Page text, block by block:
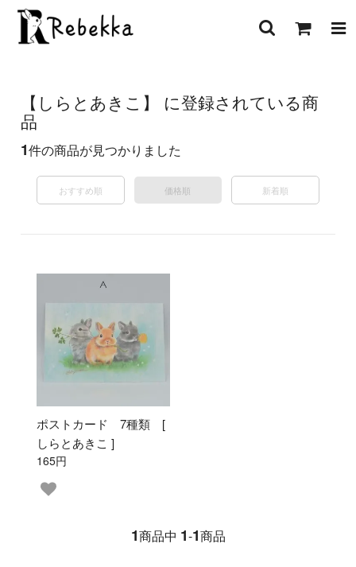
【しらとあきこ】 に登録されている商
品
1件の商品が見つかりました
おすすめ順 価格順 新着順
ポストカード 7種類 [
しらとあきこ ]
165円
1商品中 1-1商品